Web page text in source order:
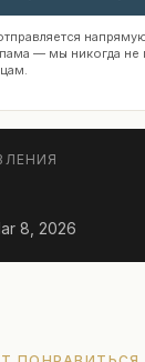
— мы никогда не
8, 2026